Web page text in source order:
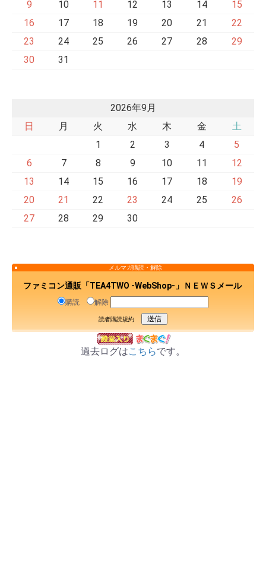
9 10 11 12 13 14
15
16
17 18 19 20 21
22
23
24 25 26 27 28
29
30
31
2026年9月
日
月 火 水 木 金
土
1
2 3 4
5
6
7 8 9 10 11
12
13
14 15 16 17 18
19
20
21 22 23 24 25
26
27
28 29 30
メルマガ購読・解除
ファミコン通販「TEA4TWO -WebShop-」ＮＥＷＳメール
購読 解除
読者購読規約
過去ログはこちらです。